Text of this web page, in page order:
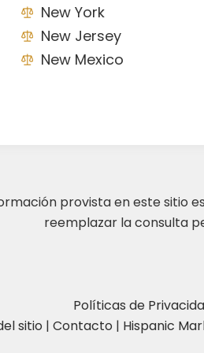
New York
New Jersey
New Mexico
provista en este sitio
reemplazar la consulta
Políticas de
sitio | Contacto | Hispanic